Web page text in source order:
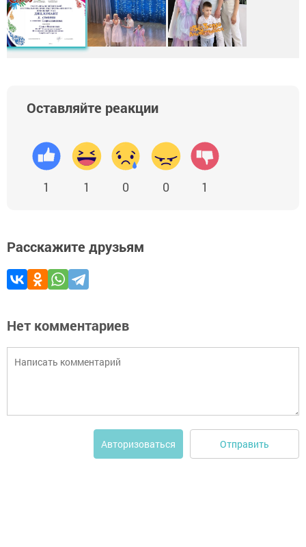
Оставляйте реакции
1 1 0 0 1
Расскажите друзьям
Нет комментариев
Авторизоваться Отправить